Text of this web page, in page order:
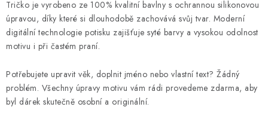
Tričko je vyrobeno ze 100% kvalitní bavlny s ochrannou silikonovou
úpravou, díky které si dlouhodobě zachovává svůj tvar. Moderní
digitální technologie potisku zajišťuje syté barvy a vysokou odolnost
motivu i při častém praní.
Potřebujete upravit věk, doplnit jméno nebo vlastní text? Žádný
problém. Všechny úpravy motivu vám rádi provedeme zdarma, aby
byl dárek skutečně osobní a originální.